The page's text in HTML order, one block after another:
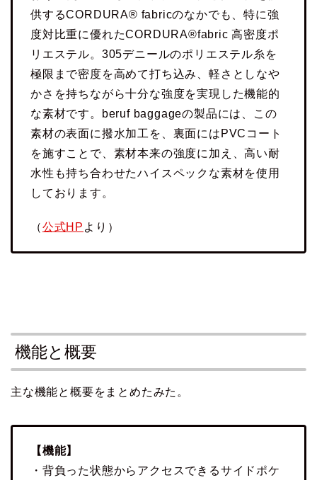
供するCORDURA® fabricのなかでも、特に強
度対比重に優れたCORDURA®fabric 高密度ポ
リエステル。305デニールのポリエステル糸を
極限まで密度を高めて打ち込み、軽さとしなや
かさを持ちながら十分な強度を実現した機能的
な素材です。beruf baggageの製品には、この
素材の表面に撥水加工を、裏面にはPVCコート
を施すことで、素材本来の強度に加え、高い耐
水性も持ち合わせたハイスペックな素材を使用
しております。
（公式HP より）
機能と概要
主な機能と概要をまとめたみた。
【機能】
・背負った状態からアクセスできるサイドポケ